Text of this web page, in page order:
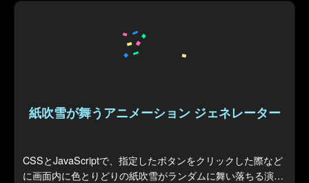
紙吹雪が舞うアニメーション ジェネレーター
CSSとJavaScriptで、指定したボタンをクリックした際など
に画面内に色とりどりの紙吹雪がランダムに舞い落ちる演出